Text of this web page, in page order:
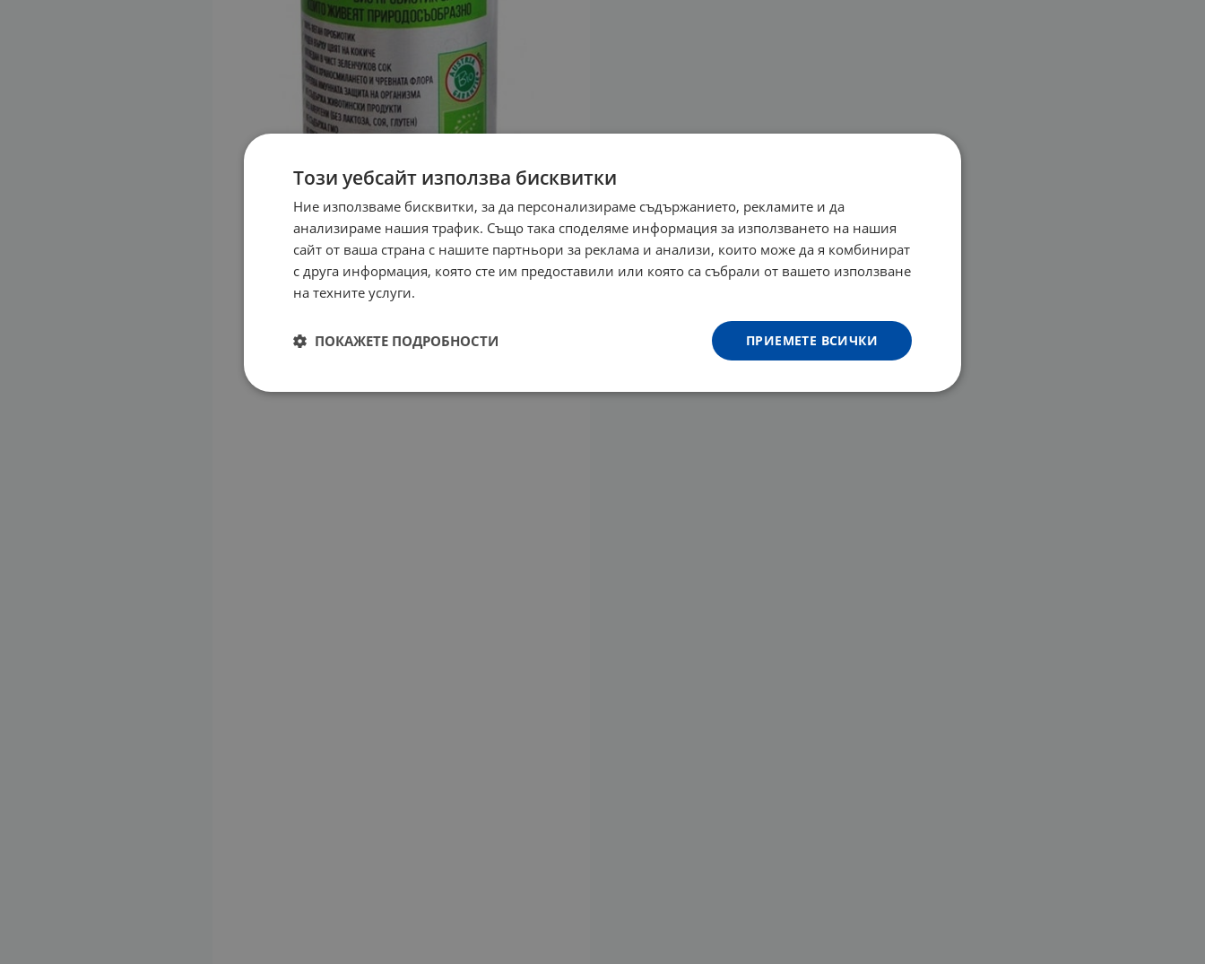
Този уебсайт използва бисквитки
Ние използваме бисквитки, за да персонализираме съдържанието, рекламите и да
анализираме нашия трафик. Също така споделяме информация за използването на нашия
сайт от ваша страна с нашите партньори за реклама и анализи, които може да я комбинират
с друга информация, която сте им предоставили или която са събрали от вашето използване
на техните услуги.
ПРИЕМЕТЕ ВСИЧКИ
ПОКАЖЕТЕ ПОДРОБНОСТИ